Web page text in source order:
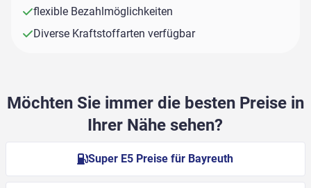
flexible Bezahlmöglichkeiten
Diverse Kraftstoffarten verfügbar
Möchten Sie immer die besten Preise in
Ihrer Nähe sehen?
Super E5 Preise für Bayreuth